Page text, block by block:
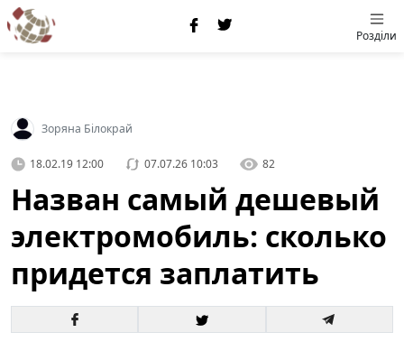
Розділи
Зоряна Білокрай
18.02.19 12:00 07.07.26 10:03 82
Назван самый дешевый
электромобиль: сколько
придется заплатить